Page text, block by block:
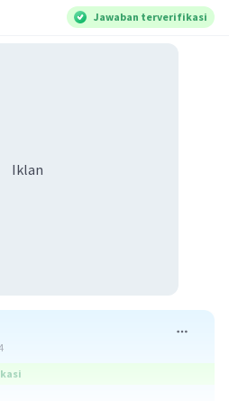
Jawaban terverifikasi
Iklan